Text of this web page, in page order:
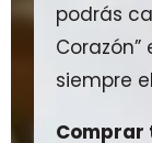
podrás
siempre
Comprar